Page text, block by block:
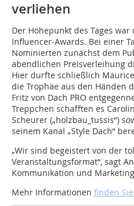
verliehen
Der Höhepunkt des Tages
Influencer-Awards. Bei einer
Nominierten zunächst dem
abendlichen Preisverleihung
Hier durfte schließlich
die Trophäe aus den Händen
Fritz von Dach PRO
Treppchen schafften es
Scheurer („holzbau_tussis“)
seinem Kanal „Style Dach“
„Wir sind begeistert von der
Veranstaltungsformat“, sagt
Kommunikation und
Mehr Informationen finden